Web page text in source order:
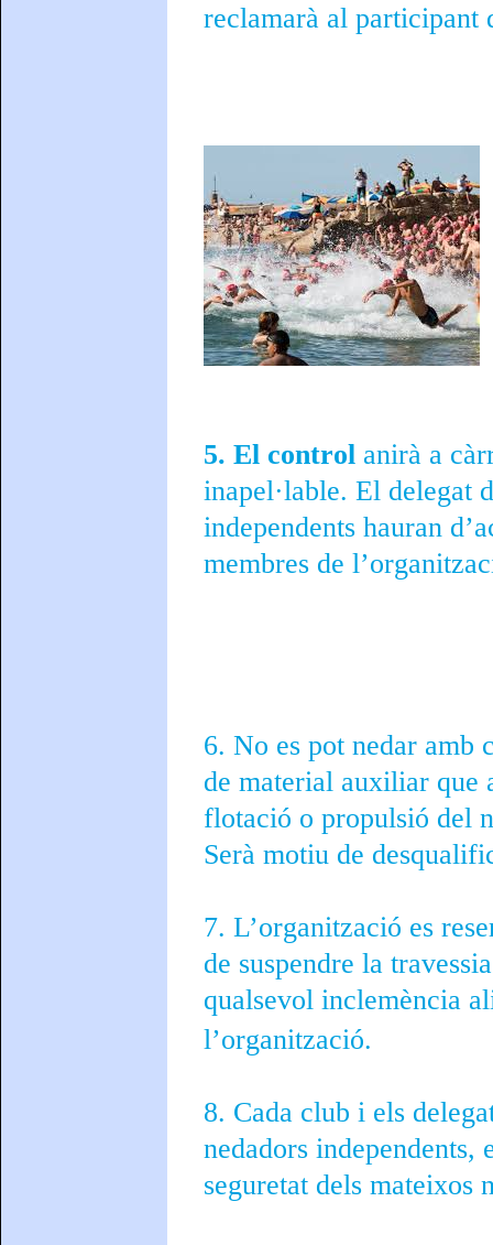
reclamarà al participant
5. El controlanirà a
inapel·lable. El delegat
independents hauran
membres de
6. No es pot nedar amb
de material auxiliar que
flotació o propulsió del
Serà motiu de
7. L’organització es
de suspendre la
qualsevol inclemència
l’organització.
8. Cada club i els
nedadors independents,
seguretat dels mateixos